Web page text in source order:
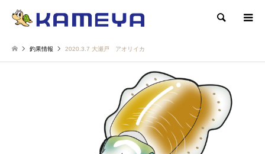
検索
釣果情報 2020.3.7 大瀬戸 アオリイカ